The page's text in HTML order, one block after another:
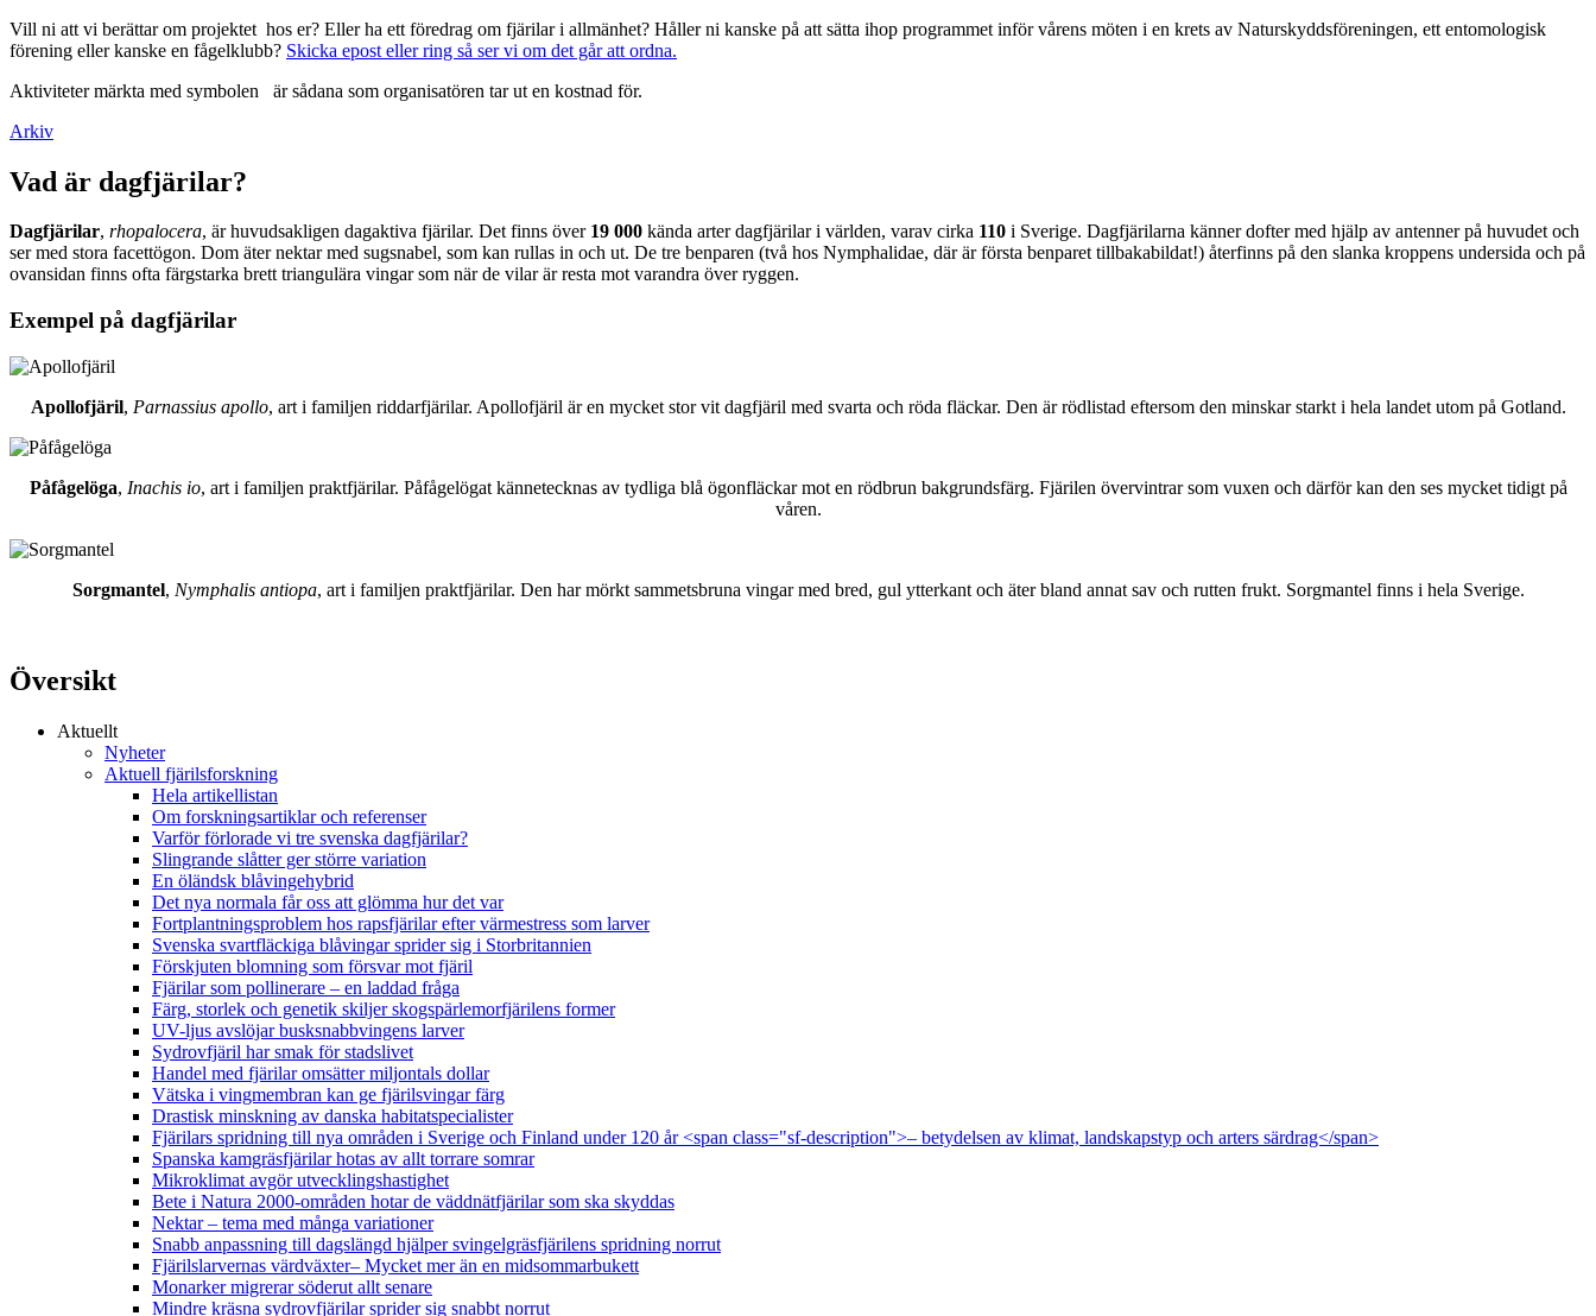
Vill ni att vi berättar om projektet hos er? Eller ha ett föredrag om fjärilar i allmänhet? Håller ni kanske på att sätta ihop programmet inför vårens möten i en krets av Naturskyddsföreningen, ett entomologisk
förening eller kanske en fågelklubb? Skicka epost eller ring så ser vi om det går att ordna.
Aktiviteter märkta med symbolen
är sådana som organisatören tar ut en kostnad för.
Arkiv
Vad är dagfjärilar?
Dagfjärilar, rhopalocera, är huvudsakligen dagaktiva fjärilar. Det finns över 19 000 kända arter dagfjärilar i världen, varav cirka 110 i Sverige. Dagfjärilarna känner dofter med hjälp av antenner på huvudet och
ser med stora facettögon. Dom äter nektar med sugsnabel, som kan rullas in och ut. De tre benparen (två hos Nymphalidae, där är första benparet tillbakabildat!) återfinns på den slanka kroppens undersida och på
ovansidan finns ofta färgstarka brett triangulära vingar som när de vilar är resta mot varandra över ryggen.
Exempel på dagfjärilar
Apollofjäril, Parnassius apollo, art i familjen riddarfjärilar. Apollofjäril är en mycket stor vit dagfjäril med svarta och röda fläckar. Den är rödlistad eftersom den minskar starkt i hela landet utom på Gotland.
Påfågelöga, Inachis io, art i familjen praktfjärilar. Påfågelögat kännetecknas av tydliga blå ögonfläckar mot en rödbrun bakgrundsfärg. Fjärilen övervintrar som vuxen och därför kan den ses mycket tidigt på
våren.
Sorgmantel, Nymphalis antiopa, art i familjen praktfjärilar. Den har mörkt sammetsbruna vingar med bred, gul ytterkant och äter bland annat sav och rutten frukt. Sorgmantel finns i hela Sverige.
Översikt
Aktuellt
Nyheter
Aktuell fjärilsforskning
Hela artikellistan
Om forskningsartiklar och referenser
Varför förlorade vi tre svenska dagfjärilar?
Slingrande slåtter ger större variation
En öländsk blåvingehybrid
Det nya normala får oss att glömma hur det var
Fortplantningsproblem hos rapsfjärilar efter värmestress som larver
Svenska svartfläckiga blåvingar sprider sig i Storbritannien
Förskjuten blomning som försvar mot fjäril
Fjärilar som pollinerare – en laddad fråga
Färg, storlek och genetik skiljer skogspärlemorfjärilens former
UV-ljus avslöjar busksnabbvingens larver
Sydrovfjäril har smak för stadslivet
Handel med fjärilar omsätter miljontals dollar
Vätska i vingmembran kan ge fjärilsvingar färg
Drastisk minskning av danska habitatspecialister
Fjärilars spridning till nya områden i Sverige och Finland under 120 år <span class="sf-description">– betydelsen av klimat, landskapstyp och arters särdrag</span>
Spanska kamgräsfjärilar hotas av allt torrare somrar
Mikroklimat avgör utvecklingshastighet
Bete i Natura 2000-områden hotar de väddnätfjärilar som ska skyddas
Nektar – tema med många variationer
Snabb anpassning till dagslängd hjälper svingelgräsfjärilens spridning norrut
Fjärilslarvernas värdväxter– Mycket mer än en midsommarbukett
Monarker migrerar söderut allt senare
Mindre kräsna sydrovfjärilar sprider sig snabbt norrut